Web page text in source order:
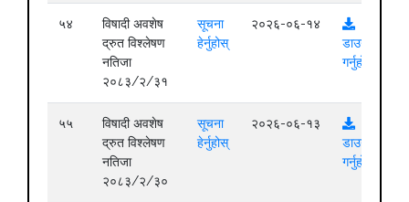
५४
विषादी अवशेष
द्रुत विश्लेषण
नतिजा
२०८३/२/३१
सूचना
हेर्नुहोस्
२०२६-०६-१४
डाउनलोड
गर्नुहोस्
५५
विषादी अवशेष
द्रुत विश्लेषण
नतिजा
२०८३/२/३०
सूचना
हेर्नुहोस्
२०२६-०६-१३
डाउनलोड
गर्नुहोस्